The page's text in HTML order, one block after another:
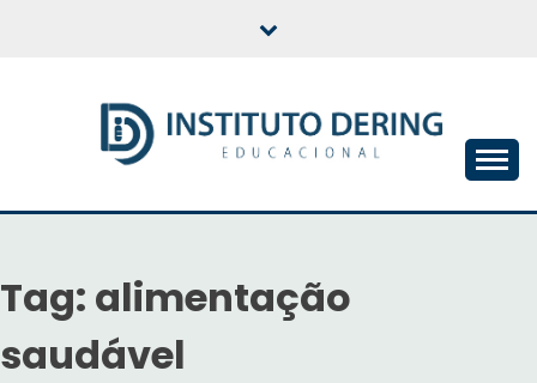
INSTITUTO DERING
EDUCACIONAL
Tag: alimentação
saudável